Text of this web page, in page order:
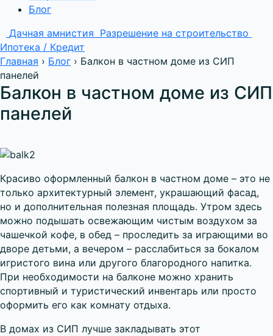
Блог
Дачная амнистия Разрешение на строительство
Ипотека / Кредит
Главная › Блог › Балкон в частном доме из СИП
панелей
Балкон в частном доме из СИП
панелей
Красиво оформленный балкон в частном доме – это не
только архитектурный элемент, украшающий фасад,
но и дополнительная полезная площадь. Утром здесь
можно подышать освежающим чистым воздухом за
чашечкой кофе, в обед – проследить за играющими во
дворе детьми, а вечером – расслабиться за бокалом
игристого вина или другого благородного напитка.
При необходимости на балконе можно хранить
спортивный и туристический инвентарь или просто
оформить его как комнату отдыха.
В домах из СИП лучше закладывать этот